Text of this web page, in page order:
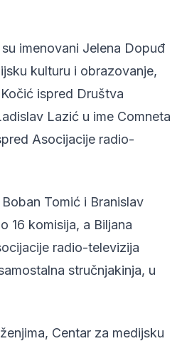
imenovani Jelena Dopuđ
kulturu i obrazovanje,
ispred Društva
Lazić u ime Comneta
Asocijacije radio-
Tomić i Branislav
16 komisija, a Biljana
radio-televizija
stručnjakinja, u
Centar za medijsku